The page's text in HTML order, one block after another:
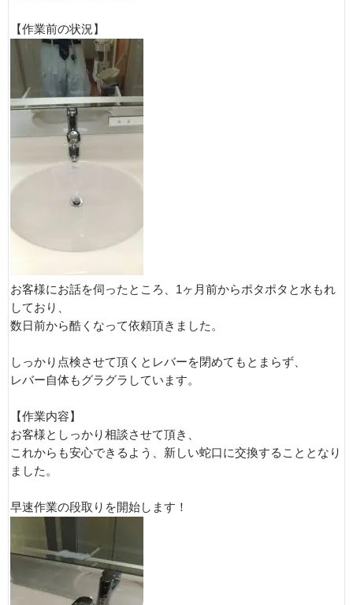
【作業前の状況】
お客様にお話を伺ったところ、1ヶ月前からポタポタと水もれ
しており、
数日前から酷くなって依頼頂きました。
しっかり点検させて頂くとレバーを閉めてもとまらず、
レバー自体もグラグラしています。
【作業内容】
お客様としっかり相談させて頂き、
これからも安心できるよう、新しい蛇口に交換することとなり
ました。
早速作業の段取りを開始します！